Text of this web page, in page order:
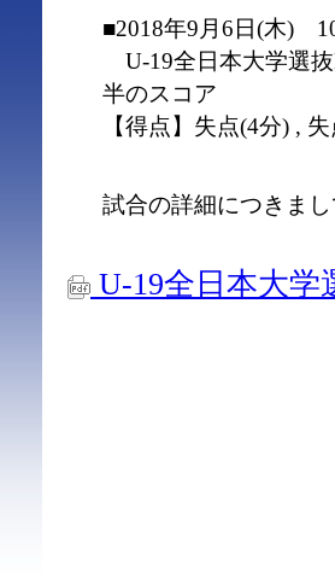
■2018年9月6日(木)
U-19全日本大学
半のスコア
【得点】失点(4分) ,
試合の詳細につきま
U-19全日本大学